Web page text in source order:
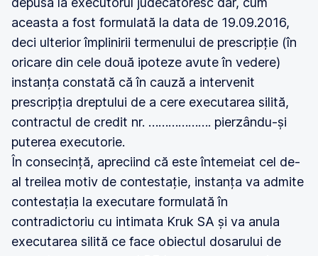
aceasta a fost formulată la data de 19.09.2016,
deci ulterior împlinirii termenului de prescripție (în
oricare din cele două ipoteze avute în vedere)
instanța constată că în cauză a intervenit
prescripția dreptului de a cere executarea silită,
contractul de credit nr. ………………. pierzându-și
puterea executorie.
În consecință, apreciind că este întemeiat cel de-
al treilea motiv de contestație, instanța va admite
contestația la executare formulată în
contradictoriu cu intimata Kruk SA și va anula
executarea silită ce face obiectul dosarului de